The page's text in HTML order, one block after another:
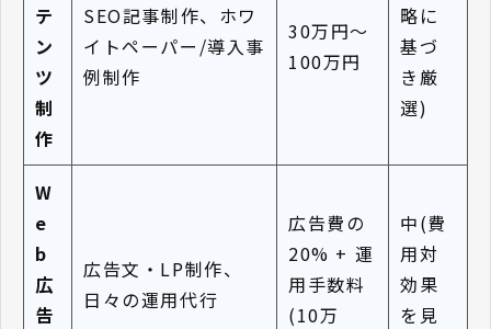
テ
ン
ツ
制
作
SEO記事制作、ホワ
イトペーパー/導入事
例制作
30万円〜
100万円
略に
基づ
き厳
選)
W
e
b
広
告
広告文・LP制作、
日々の運用代行
広告費の
20% + 運
用手数料
(10万
中(費
用対
効果
を見